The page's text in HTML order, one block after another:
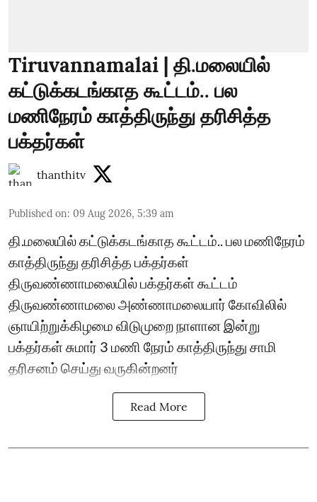
Tiruvannamalai | தி.மலையில்
கட்டுக்கடங்காத கூட்டம்.. பல
மணிநேரம் காத்திருந்து தரிசித்த
பக்தர்கள்
thanthitv
Published on: 09 Aug 2026, 5:39 am
தி.மலையில் கட்டுக்கடங்காத கூட்டம்.. பல மணிநேரம்
காத்திருந்து தரிசித்த பக்தர்கள்
திருவண்ணாமலையில் பக்தர்கள் கூட்டம்
திருவண்ணாமலை அண்ணாமலையார் கோவிலில்
ஞாயிற்றுக்கிழமை விடுமுறை நாளான இன்று
பக்தர்கள் சுமார் 3 மணி நேரம் காத்திருந்து சாமி
தரிசனம் செய்து வருகின்றனர்
Read More